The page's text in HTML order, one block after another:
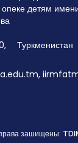
детям
зашищены: